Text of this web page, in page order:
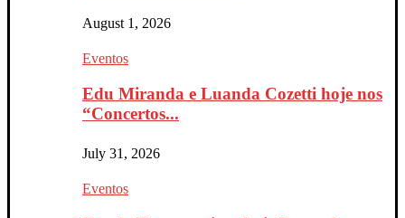
August 1, 2026
Eventos
Edu Miranda e Luanda Cozetti hoje nos
“Concertos...
July 31, 2026
Eventos